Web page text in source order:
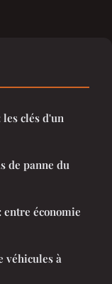
clés d'un
de panne du
économie
véhicules à